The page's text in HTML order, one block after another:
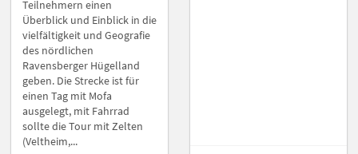
Teilnehmern einen
Überblick und Einblick in die
vielfältigkeit und Geografie
des nördlichen
Ravensberger Hügelland
geben. Die Strecke ist für
einen Tag mit Mofa
ausgelegt, mit Fahrrad
sollte die Tour mit Zelten
(Veltheim,...